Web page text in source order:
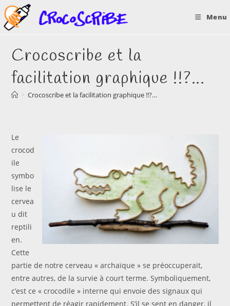
Skip
to
content
Menu
Crocoscribe et la
facilitation graphique !!?…
> Crocoscribe et la facilitation graphique !!?…
Le
crocod
ile
symbo
lise le
cervea
u dit
reptili
en.
Cette
partie de notre cerveau « archaïque » se préoccuperait,
entre autres, de la survie à court terme. Symboliquement,
c’est ce « crocodile » interne qui envoie des signaux qui
permettent de réagir rapidement. S’il se sent en danger, il